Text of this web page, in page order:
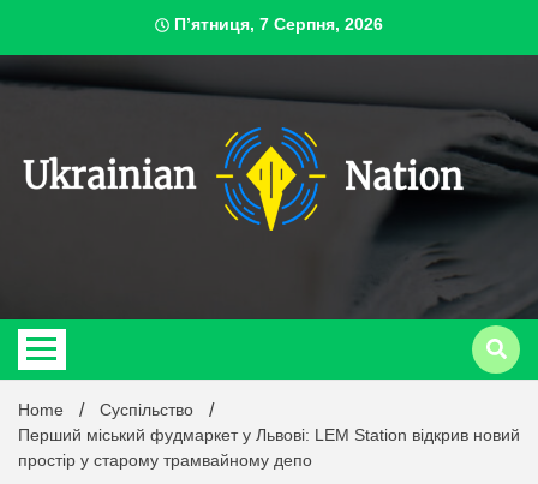
content
П’ятниця, 7 Серпня, 2026
Home
Суспільство
Перший міський фудмаркет у Львові: LEM Station відкрив новий
простір у старому трамвайному депо